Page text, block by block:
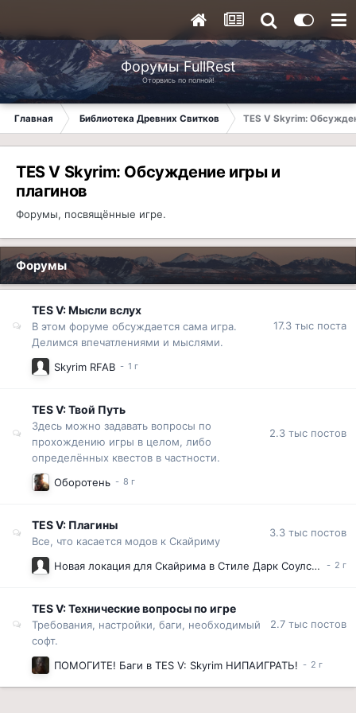
Форумы FullRest
Оторвись по полной!
Главная Библиотека Древних Свитков TES V Skyrim:
TES V Skyrim: Обсуждение игры и
плагинов
Форумы, посвящённые игре.
Форумы
TES V: Мысли вслух
В этом форуме обсуждается сама игра.
Делимся впечатлениями и мыслями.
17.3 тыс поста
Skyrim RFAB
TES V: Твой Путь
Здесь можно задавать вопросы по
прохождению игры в целом, либо
определённых квестов в частности.
2.3 тыс постов
Оборотень
TES V: Плагины
Все, что касается модов к Скайриму
3.3 тыс постов
Новая локация для Скайрима в Стиле Дарк Соулс.. Что это за мод? Помогите найти.
TES V: Технические вопросы по игре
Требования, настройки, баги, необходимый
софт.
2.7 тыс постов
ПОМОГИТЕ! Баги в TES V: Skyrim НИПАИГРАТЬ!